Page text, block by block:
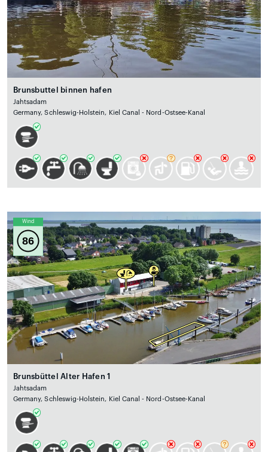
Brunsbuttel binnen hafen
Jahtsadam
Germany, Schleswig-Holstein, Kiel Canal - Nord-Ostsee-Kanal
Wind
86
Brunsbüttel Alter Hafen 1
Jahtsadam
Germany, Schleswig-Holstein, Kiel Canal - Nord-Ostsee-Kanal